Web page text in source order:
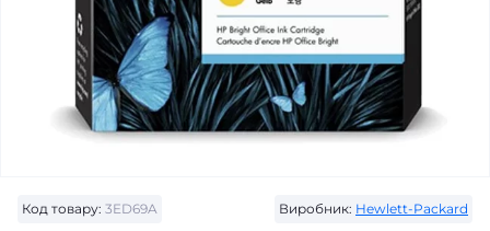
Код товару: 3ED69A Виробник: Hewlett-Packard